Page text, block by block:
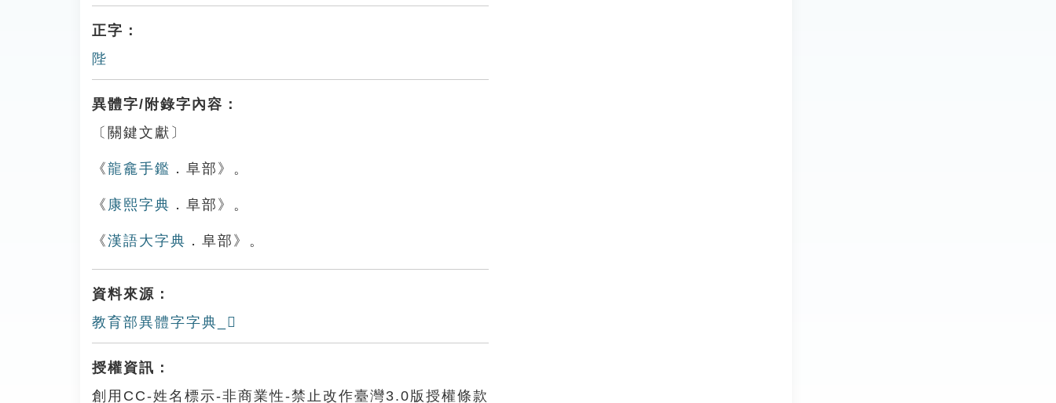
正字：
陛
異體字/附錄字內容：
〔關鍵文獻〕
《龍龕手鑑 ．阜部》。
《 康熙字典 ．阜部》。
《漢語大字典 ．阜部》。
資料來源：
教育部異體字字典_𨹼
授權資訊：
創用CC-姓名標示-非商業性-禁止改作臺灣3.0版授權條款